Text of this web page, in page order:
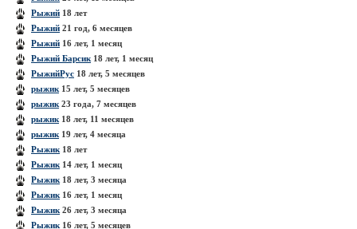
Рыжий 18 лет
Рыжий 21 год, 6 месяцев
Рыжий 16 лет, 1 месяц
Рыжий Барсик 18 лет, 1 месяц
РыжийРус 18 лет, 5 месяцев
рыжик 15 лет, 5 месяцев
рыжик 23 года, 7 месяцев
рыжик 18 лет, 11 месяцев
рыжик 19 лет, 4 месяца
Рыжик 18 лет
Рыжик 14 лет, 1 месяц
Рыжик 18 лет, 3 месяца
Рыжик 16 лет, 1 месяц
Рыжик 26 лет, 3 месяца
Рыжик 16 лет, 5 месяцев